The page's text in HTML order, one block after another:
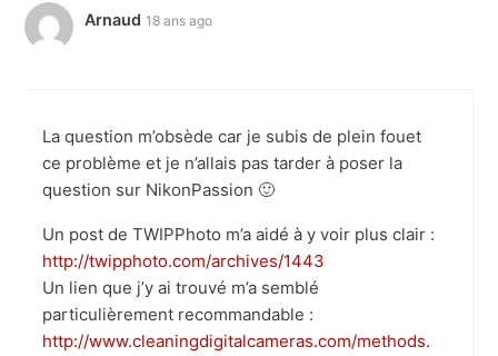
Arnaud 18 ans ago
La question m’obsède car je subis de plein fouet
ce problème et je n’allais pas tarder à poser la
question sur NikonPassion 🙂
Un post de TWIPPhoto m’a aidé à y voir plus clair :
http://twipphoto.com/archives/1443
Un lien que j’y ai trouvé m’a semblé
particulièrement recommandable :
http://www.cleaningdigitalcameras.com/methods.